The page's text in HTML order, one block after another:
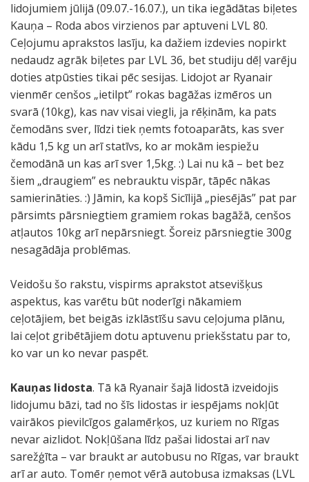
lidojumiem jūlijā (09.07.-16.07.), un tika iegādātas biļetes
Kauņa – Roda abos virzienos par aptuveni LVL 80.
Ceļojumu aprakstos lasīju, ka dažiem izdevies nopirkt
nedaudz agrāk biļetes par LVL 36, bet studiju dēļ varēju
doties atpūsties tikai pēc sesijas. Lidojot ar Ryanair
vienmēr cenšos „ietilpt” rokas bagāžas izmēros un
svarā (10kg), kas nav visai viegli, ja rēķinām, ka pats
čemodāns sver, līdzi tiek ņemts fotoaparāts, kas sver
kādu 1,5 kg un arī statīvs, ko ar mokām iespiežu
čemodānā un kas arī sver 1,5kg. :) Lai nu kā – bet bez
šiem „draugiem” es nebrauktu vispār, tāpēc nākas
samierināties. :) Jāmin, ka kopš Sicīlijā „piesējās” pat par
pārsimts pārsniegtiem gramiem rokas bagāžā, cenšos
atļautos 10kg arī nepārsniegt. Šoreiz pārsniegtie 300g
nesagādāja problēmas.
Veidošu šo rakstu, vispirms aprakstot atsevišķus
aspektus, kas varētu būt noderīgi nākamiem
ceļotājiem, bet beigās izklāstīšu savu ceļojuma plānu,
lai ceļot gribētājiem dotu aptuvenu priekšstatu par to,
ko var un ko nevar paspēt.
Kauņas lidosta. Tā kā Ryanair šajā lidostā izveidojis
lidojumu bāzi, tad no šīs lidostas ir iespējams nokļūt
vairākos pievilcīgos galamērķos, uz kuriem no Rīgas
nevar aizlidot. Nokļūšana līdz pašai lidostai arī nav
sarežģīta – var braukt ar autobusu no Rīgas, var braukt
arī ar auto. Tomēr ņemot vērā autobusa izmaksas (LVL